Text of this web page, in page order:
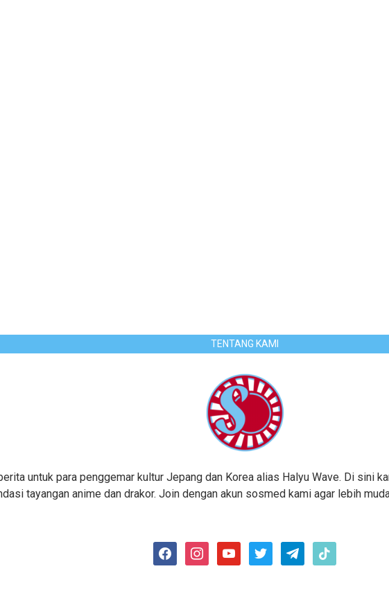
TENTANG KAMI
untuk para penggemar kultur Jepang dan Korea alias Halyu Wave. Di sini
tayangan anime dan drakor. Join dengan akun sosmed kami agar lebih
facebookinstagramyoutubetwitter telegramtiktok